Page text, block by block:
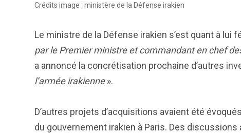
Crédits image : ministère de la Défense irakien
Le ministre de la Défense irakien s’est quant à lui
par le Premier ministre et commandant en chef
a annoncé la concrétisation prochaine d’autres
l’armée irakienne».
D’autres projets d’acquisitions avaient été
du gouvernement irakien à Paris. Des